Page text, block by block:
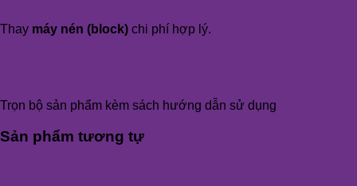
Thay máy nén (block) chi phí hợp lý.
Trọn bộ sản phẩm kèm sách hướng dẫn sử dụng
Sản phẩm tương tự